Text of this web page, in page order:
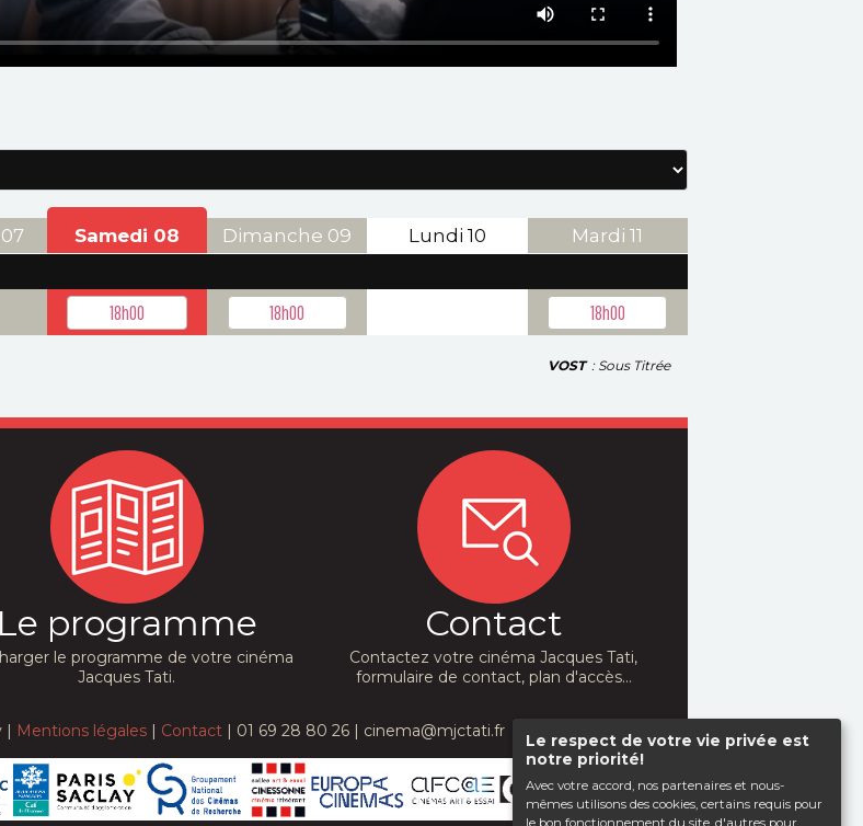
Le respect de votre vie privée est
notre priorité!
Avec votre accord, nos partenaires et nous-
mêmes utilisons des cookies, certains requis pour
le bon fonctionnement du site, d'autres pour
07 Samedi 08 Dimanche 09 Lundi 10 Mardi 11
18h00 18h00 18h00
VOST : Sous Titrée
Le programme
le programme de votre cinéma
Jacques Tati.
Contact
Contactez votre cinéma Jacques Tati,
formulaire de contact, plan d'accès...
Mentions légales| Contact| 01 69 28 80 26 | cinema@mjctati.fr